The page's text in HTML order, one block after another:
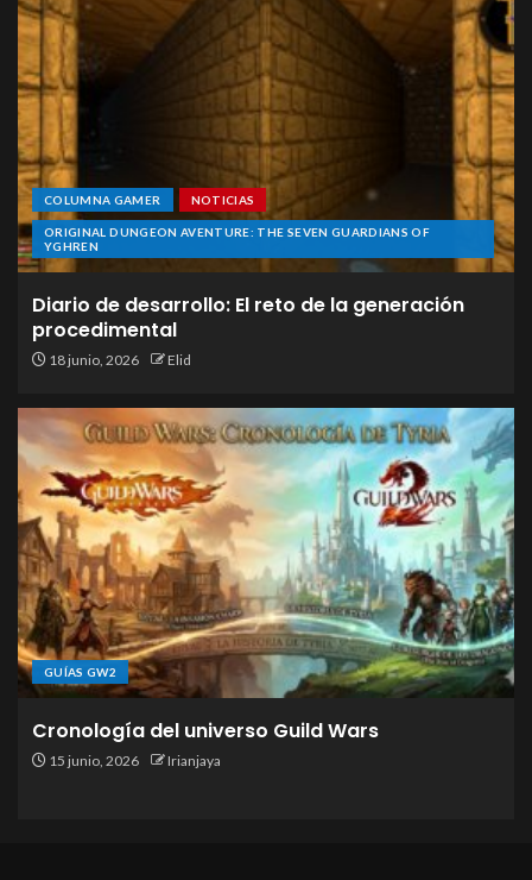
COLUMNA GAMER NOTICIAS
ORIGINAL DUNGEON AVENTURE: THE SEVEN GUARDIANS OF
YGHREN
Diario de desarrollo: El reto de la generación
procedimental
18 junio, 2026 Elid
GUÍAS GW2
Cronología del universo Guild Wars
15 junio, 2026 Irianjaya